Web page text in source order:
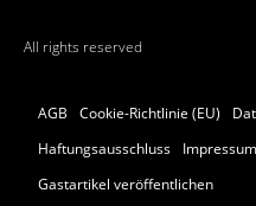
All rights reserved
AGB Cookie-Richtlinie (EU)
Haftungsausschluss
Impressum
Gastartikel veröffentlichen